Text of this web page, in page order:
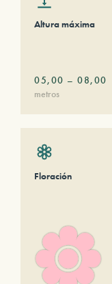
Altura máxima
05,00 – 08,00
metros
Floración